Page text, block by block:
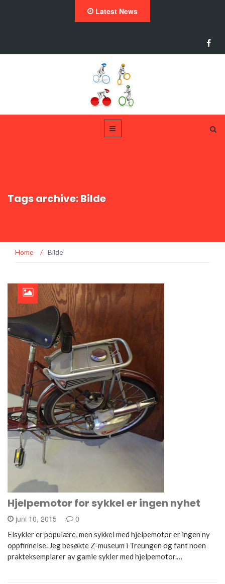
Latest News
Tags archive: Bilde
Home / Bilde
Hjelpemotor for sykkel er ingen nyhet
juni 10, 2015 0
Elsykler er populære, men sykkel med hjelpemotor er ingen ny
oppfinnelse. Jeg besøkte Z-museum i Treungen og fant noen
prakteksemplarer av gamle sykler med hjelpemotor.…